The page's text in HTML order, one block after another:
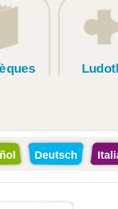
Deutsch